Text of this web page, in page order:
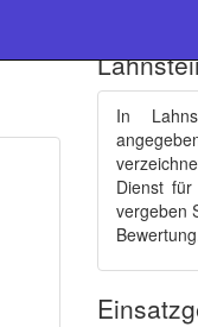
In
Dienst
vergeben